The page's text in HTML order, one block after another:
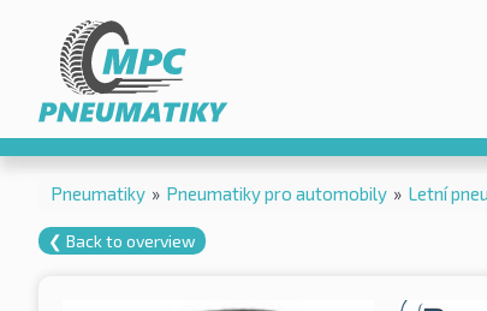
Pneumatiky » Pneumatiky pro automobily » Letní
❮ Back to overview